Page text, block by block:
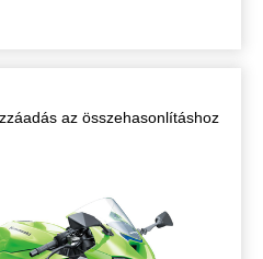
az összehasonlításhoz